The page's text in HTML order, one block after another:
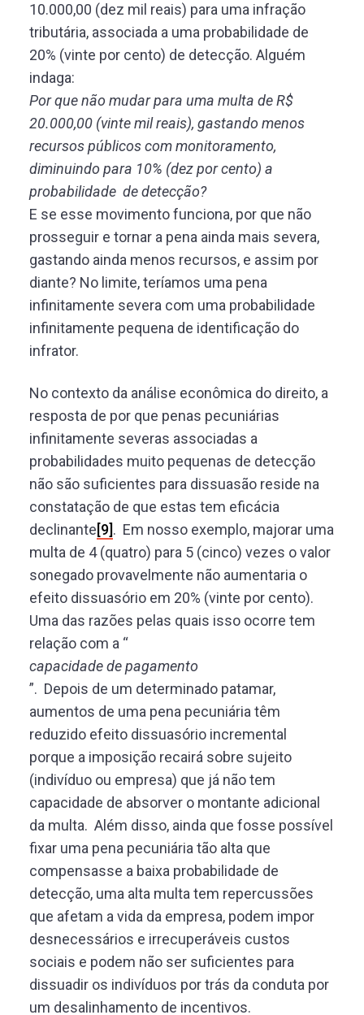
10.000,00 (dez mil reais) para uma infração
tributária, associada a uma probabilidade de
20% (vinte por cento) de detecção. Alguém
indaga:
Por que não mudar para uma multa de R$
20.000,00 (vinte mil reais), gastando menos
recursos públicos com monitoramento,
diminuindo para 10% (dez por cento) a
probabilidade de detecção?
E se esse movimento funciona, por que não
prosseguir e tornar a pena ainda mais severa,
gastando ainda menos recursos, e assim por
diante? No limite, teríamos uma pena
infinitamente severa com uma probabilidade
infinitamente pequena de identificação do
infrator.
No contexto da análise econômica do direito, a
resposta de por que penas pecuniárias
infinitamente severas associadas a
probabilidades muito pequenas de detecção
não são suficientes para dissuasão reside na
constatação de que estas tem eficácia
declinante[9]. Em nosso exemplo, majorar uma
multa de 4 (quatro) para 5 (cinco) vezes o valor
sonegado provavelmente não aumentaria o
efeito dissuasório em 20% (vinte por cento).
Uma das razões pelas quais isso ocorre tem
relação com a “
capacidade de pagamento
”. Depois de um determinado patamar,
aumentos de uma pena pecuniária têm
reduzido efeito dissuasório incremental
porque a imposição recairá sobre sujeito
(indivíduo ou empresa) que já não tem
capacidade de absorver o montante adicional
da multa. Além disso, ainda que fosse possível
fixar uma pena pecuniária tão alta que
compensasse a baixa probabilidade de
detecção, uma alta multa tem repercussões
que afetam a vida da empresa, podem impor
desnecessários e irrecuperáveis custos
sociais e podem não ser suficientes para
dissuadir os indivíduos por trás da conduta por
um desalinhamento de incentivos.